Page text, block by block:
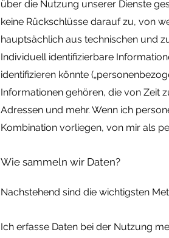
über die Nutzung unserer Dienste
keine Rückschlüsse darauf zu, von
hauptsächlich aus technischen und
Individuell identifizierbare
identifizieren könnte
Informationen gehören, die von Zeit
Adressen und mehr. Wenn ich
Kombination vorliegen, von mir als
Wie sammeln wir Daten?
Nachstehend sind die wichtigsten
Ich erfasse Daten bei der Nutzung